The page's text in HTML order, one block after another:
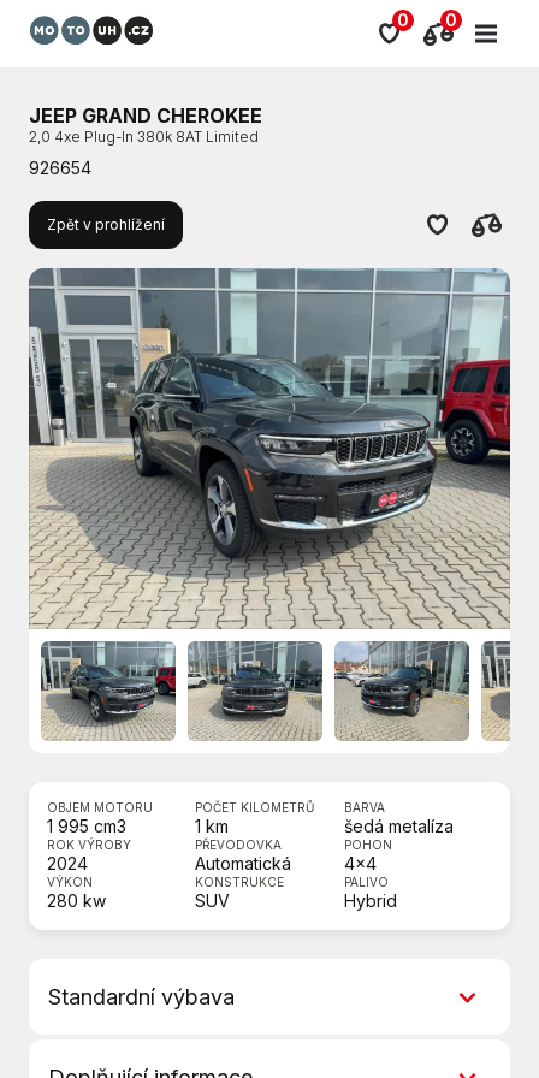
0 0
JEEP GRAND CHEROKEE
2,0 4xe Plug-In 380k 8AT Limited
926654
Zpět v prohlížení
OBJEM MOTORU
1 995 cm3
POČET KILOMETRŮ
1 km
BARVA
šedá metalíza
ROK VÝROBY
2024
PŘEVODOVKA
Automatická
POHON
4x4
VÝKON
280 kw
KONSTRUKCE
SUV
PALIVO
Hybrid
Standardní výbava